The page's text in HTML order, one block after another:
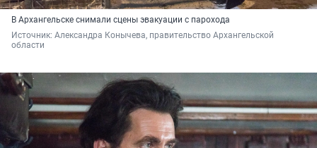
В Архангельске снимали сцены эвакуации с парохода
Источник: Александра Конычева, правительство Архангельской
области